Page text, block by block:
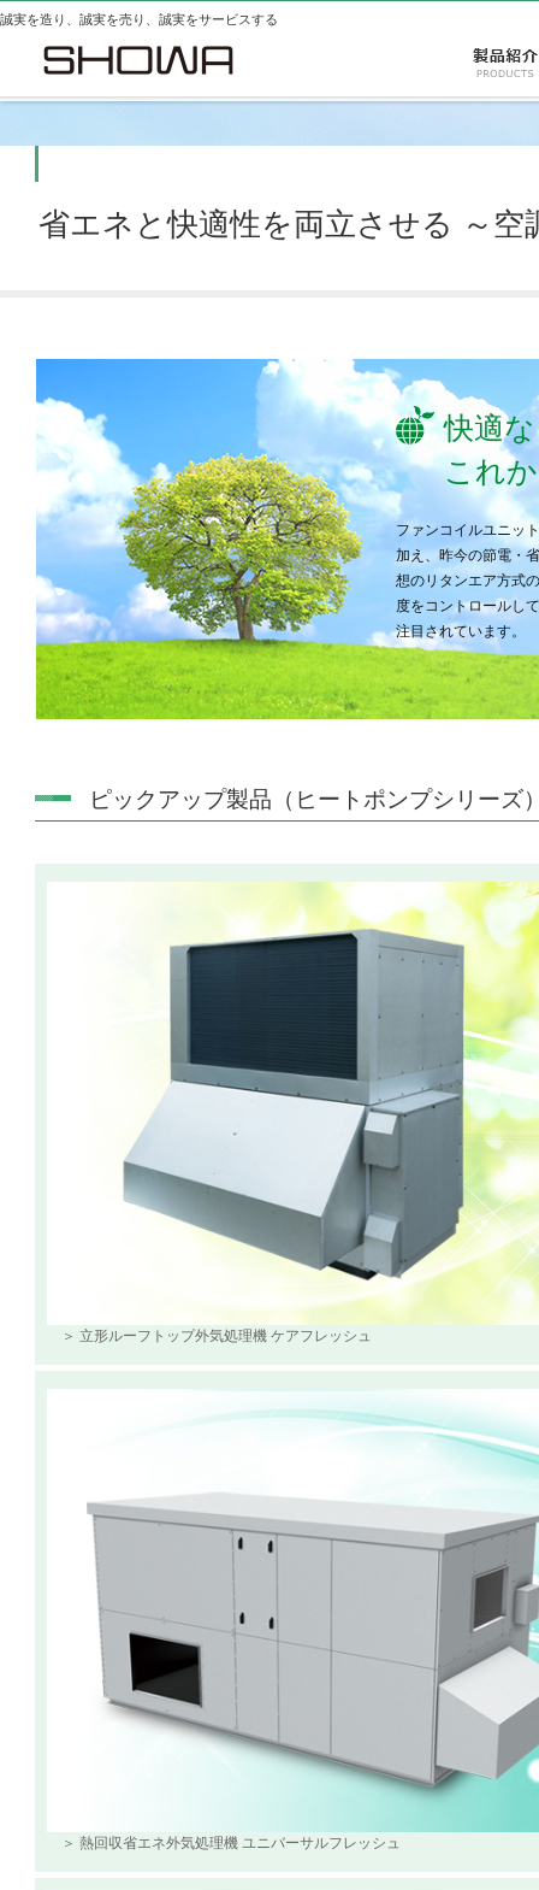
誠実を造り、誠実を売り、誠実をサービスする
省エネと快適性を両立させる ～空
快適
これ
ファンコイルユニッ
加え、昨今の節電・
想のリタンエア方式
度をコントロールし
注目されています。
ピックアップ製品（ヒートポンプシリーズ
＞ 立形ルーフトップ外気処理機 ケアフレッシュ
＞ 熱回収省エネ外気処理機 ユニバーサルフレッシュ